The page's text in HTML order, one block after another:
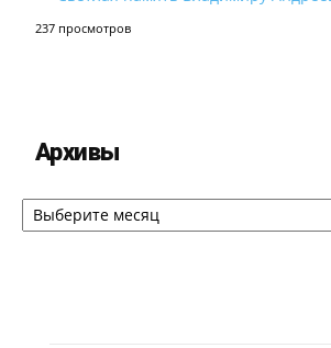
237 просмотров
Архивы
Архивы